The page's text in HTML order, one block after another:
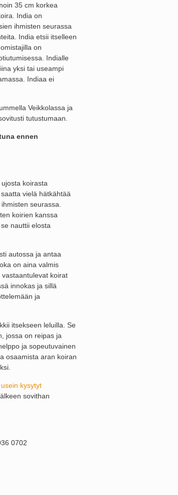
35 cm korkea
India on
ihmisten seurassa
India etsii itselleen
on
Indialle
yksi tai useampi
Indiaa ei
Veikkolassa ja
tutustumaan.
ennen
koirasta
vielä hätkähtää
seurassa.
koirien kanssa
nauttii elosta
autossa ja antaa
on aina valmis
koirat
innokas ja sillä
ja
itsekseen leluilla. Se
jossa on reipas ja
ja sopeutuvainen
osaamista aran koiran
usein kysytyt
sovithan
0702